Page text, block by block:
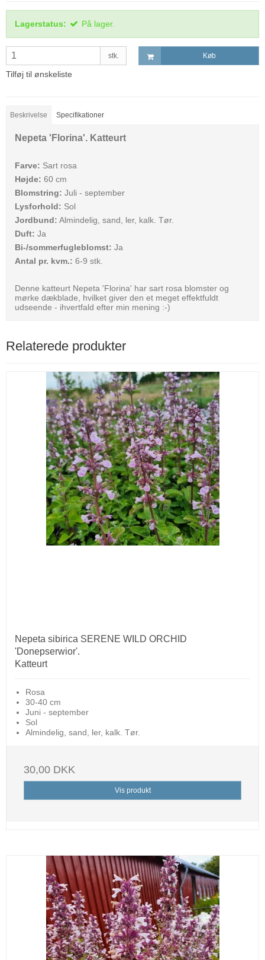
Lagerstatus: På lager.
stk. Køb
Tilføj til ønskeliste
Beskrivelse Specifikationer
Nepeta 'Florina'. Katteurt
Farve: Sart rosa
Højde: 60 cm
Blomstring: Juli - september
Lysforhold: Sol
Jordbund: Almindelig, sand, ler, kalk. Tør.
Duft: Ja
Bi-/sommerfugleblomst: Ja
Antal pr. kvm.: 6-9 stk.
Denne katteurt Nepeta 'Florina' har sart rosa blomster og
mørke dækblade, hvilket giver den et meget effektfuldt
udseende - ihvertfald efter min mening :-)
Relaterede produkter
Nepeta sibirica SERENE WILD ORCHID
'Donepserwior'.
Katteurt
Rosa
30-40 cm
Juni - september
Sol
Almindelig, sand, ler, kalk. Tør.
30,00 DKK
Vis produkt